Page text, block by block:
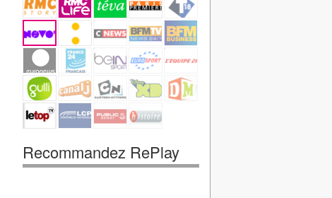
Recommandez RePlay